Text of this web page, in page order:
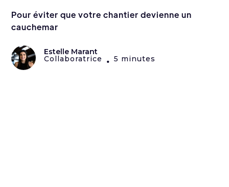
Pour éviter que votre chantier devienne un
cauchemar
Estelle Marant
Collaboratrice • 5 minutes